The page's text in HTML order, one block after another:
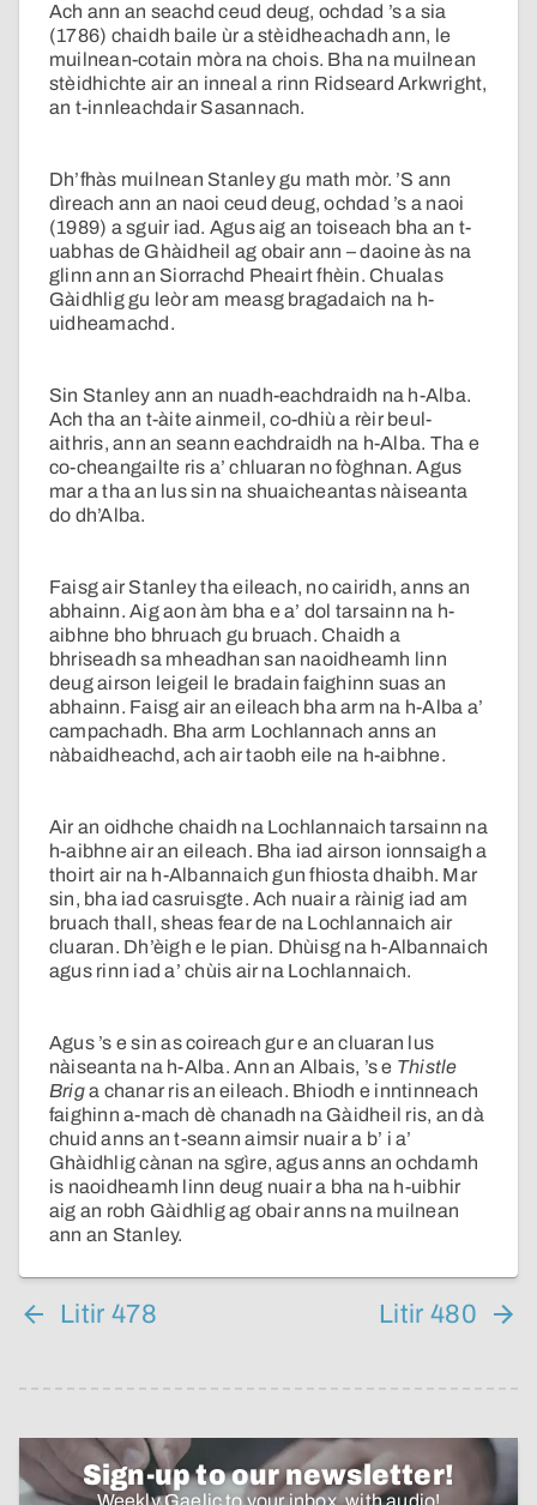
Ach ann an seachd ceud deug, ochdad ’s a sia
(1786) chaidh baile ùr a stèidheachadh ann, le
muilnean-cotain mòra na chois. Bha na muilnean
stèidhichte air an inneal a rinn Ridseard Arkwright,
an t-innleachdair Sasannach.
Dh’fhàs muilnean Stanley gu math mòr. ’S ann
dìreach ann an naoi ceud deug, ochdad ’s a naoi
(1989) a sguir iad. Agus aig an toiseach bha an t-
uabhas de Ghàidheil ag obair ann – daoine às na
glinn ann an Siorrachd Pheairt fhèin. Chualas
Gàidhlig gu leòr am measg bragadaich na h-
uidheamachd.
Sin Stanley ann an nuadh-eachdraidh na h-Alba.
Ach tha an t-àite ainmeil, co-dhiù a rèir beul-
aithris, ann an seann eachdraidh na h-Alba. Tha e
co-cheangailte ris a’ chluaran no fòghnan. Agus
mar a tha an lus sin na shuaicheantas nàiseanta
do dh’Alba.
Faisg air Stanley tha eileach, no cairidh, anns an
abhainn. Aig aon àm bha e a’ dol tarsainn na h-
aibhne bho bhruach gu bruach. Chaidh a
bhriseadh sa mheadhan san naoidheamh linn
deug airson leigeil le bradain faighinn suas an
abhainn. Faisg air an eileach bha arm na h-Alba a’
campachadh. Bha arm Lochlannach anns an
nàbaidheachd, ach air taobh eile na h-aibhne.
Air an oidhche chaidh na Lochlannaich tarsainn na
h-aibhne air an eileach. Bha iad airson ionnsaigh a
thoirt air na h-Albannaich gun fhiosta dhaibh. Mar
sin, bha iad casruisgte. Ach nuair a ràinig iad am
bruach thall, sheas fear de na Lochlannaich air
cluaran. Dh’èigh e le pian. Dhùisg na h-Albannaich
agus rinn iad a’ chùis air na Lochlannaich.
Agus ’s e sin as coireach gur e an cluaran lus
nàiseanta na h-Alba. Ann an Albais, ’s e Thistle
Briga chanar ris an eileach. Bhiodh e inntinneach
faighinn a-mach dè chanadh na Gàidheil ris, an dà
chuid anns an t-seann aimsir nuair a b’ i a’
Ghàidhlig cànan na sgìre, agus anns an ochdamh
is naoidheamh linn deug nuair a bha na h-uibhir
aig an robh Gàidhlig ag obair anns na muilnean
ann an Stanley.
Litir 478 Litir 480
Sign-up to our newsletter!